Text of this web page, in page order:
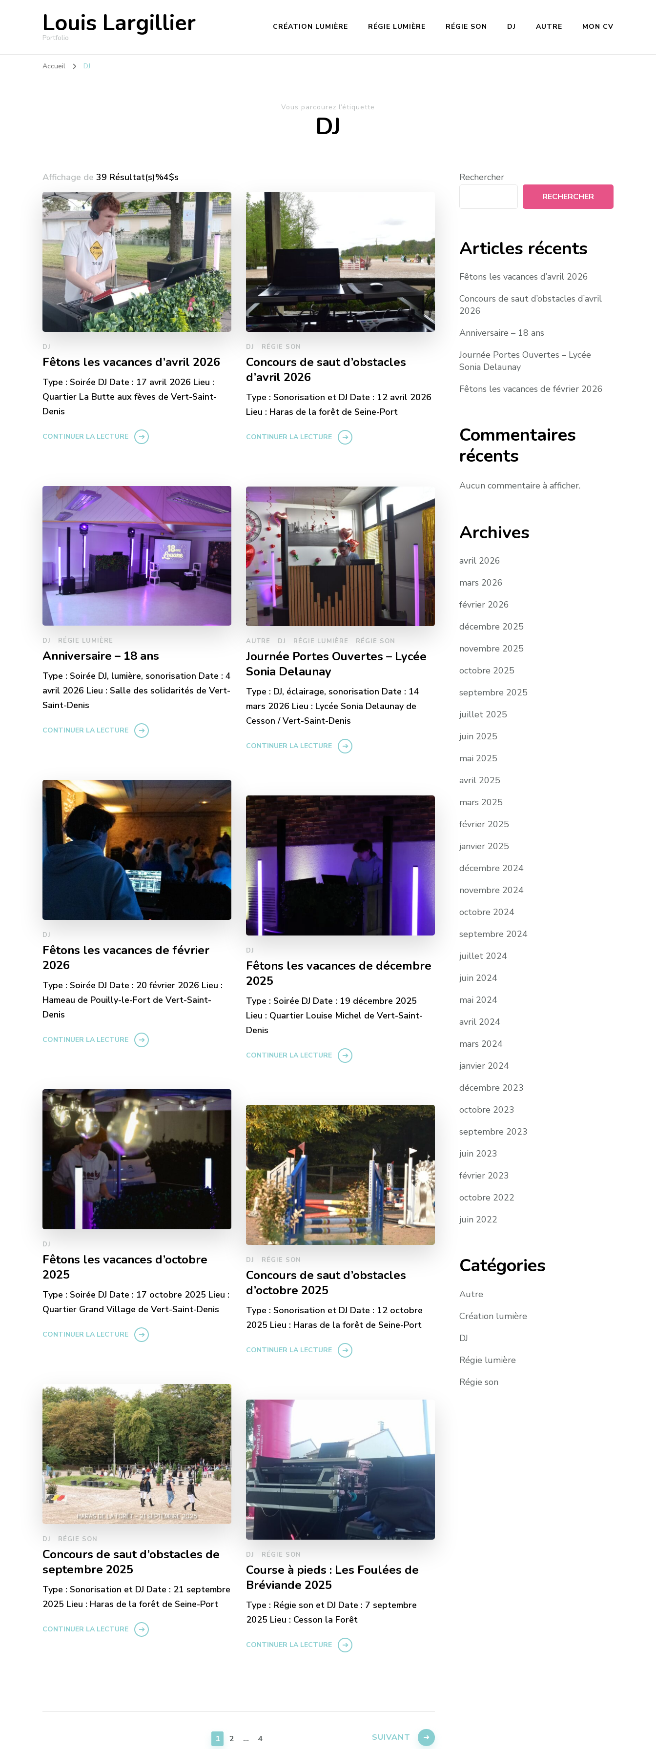
Louis Largillier
Portfolio
CRÉATION LUMIÈRE RÉGIE LUMIÈRE RÉGIE SON DJ AUTRE MON CV
Accueil DJ
Vous parcourez l’étiquette
DJ
Affichage de 39 Résultat(s)%4$s
DJ
Fêtons les vacances d’avril 2026
Type : Soirée DJ Date : 17 avril 2026 Lieu :
Quartier La Butte aux fèves de Vert-Saint-
Denis
CONTINUER LA LECTURE
DJ RÉGIE SON
Concours de saut d’obstacles
d’avril 2026
Type : Sonorisation et DJ Date : 12 avril 2026
Lieu : Haras de la forêt de Seine-Port
CONTINUER LA LECTURE
DJ RÉGIE LUMIÈRE
Anniversaire – 18 ans
Type : Soirée DJ, lumière, sonorisation Date : 4
avril 2026 Lieu : Salle des solidarités de Vert-
Saint-Denis
CONTINUER LA LECTURE
AUTRE DJ RÉGIE LUMIÈRE RÉGIE SON
Journée Portes Ouvertes – Lycée
Sonia Delaunay
Type : DJ, éclairage, sonorisation Date : 14
mars 2026 Lieu : Lycée Sonia Delaunay de
Cesson / Vert-Saint-Denis
CONTINUER LA LECTURE
DJ
Fêtons les vacances de février
2026
Type : Soirée DJ Date : 20 février 2026 Lieu :
Hameau de Pouilly-le-Fort de Vert-Saint-
Denis
CONTINUER LA LECTURE
DJ
Fêtons les vacances de décembre
2025
Type : Soirée DJ Date : 19 décembre 2025
Lieu : Quartier Louise Michel de Vert-Saint-
Denis
CONTINUER LA LECTURE
DJ
Fêtons les vacances d’octobre
2025
Type : Soirée DJ Date : 17 octobre 2025 Lieu :
Quartier Grand Village de Vert-Saint-Denis
CONTINUER LA LECTURE
DJ RÉGIE SON
Concours de saut d’obstacles
d’octobre 2025
Type : Sonorisation et DJ Date : 12 octobre
2025 Lieu : Haras de la forêt de Seine-Port
CONTINUER LA LECTURE
DJ RÉGIE SON
Concours de saut d’obstacles de
septembre 2025
Type : Sonorisation et DJ Date : 21 septembre
2025 Lieu : Haras de la forêt de Seine-Port
CONTINUER LA LECTURE
DJ RÉGIE SON
Course à pieds : Les Foulées de
Bréviande 2025
Type : Régie son et DJ Date : 7 septembre
2025 Lieu : Cesson la Forêt
CONTINUER LA LECTURE
PAGE
1 PAGE
2 … PAGE
4 SUIVANT
Rechercher
RECHERCHER
Articles récents
Fêtons les vacances d’avril 2026
Concours de saut d’obstacles d’avril
2026
Anniversaire – 18 ans
Journée Portes Ouvertes – Lycée
Sonia Delaunay
Fêtons les vacances de février 2026
Commentaires
récents
Aucun commentaire à afficher.
Archives
avril 2026
mars 2026
février 2026
décembre 2025
novembre 2025
octobre 2025
septembre 2025
juillet 2025
juin 2025
mai 2025
avril 2025
mars 2025
février 2025
janvier 2025
décembre 2024
novembre 2024
octobre 2024
septembre 2024
juillet 2024
juin 2024
mai 2024
avril 2024
mars 2024
janvier 2024
décembre 2023
octobre 2023
septembre 2023
juin 2023
février 2023
octobre 2022
juin 2022
Catégories
Autre
Création lumière
DJ
Régie lumière
Régie son